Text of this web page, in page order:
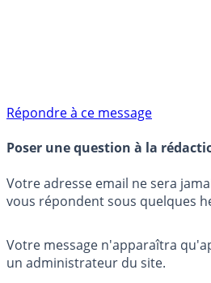
Répondre à ce message
Poser une question à la
Votre adresse email ne sera
vous répondent sous quelques
Votre message n'apparaîtra
un administrateur du site.